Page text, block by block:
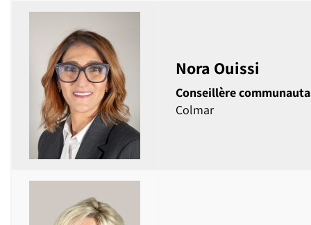
Nora Ouissi
Conseillère
Colmar